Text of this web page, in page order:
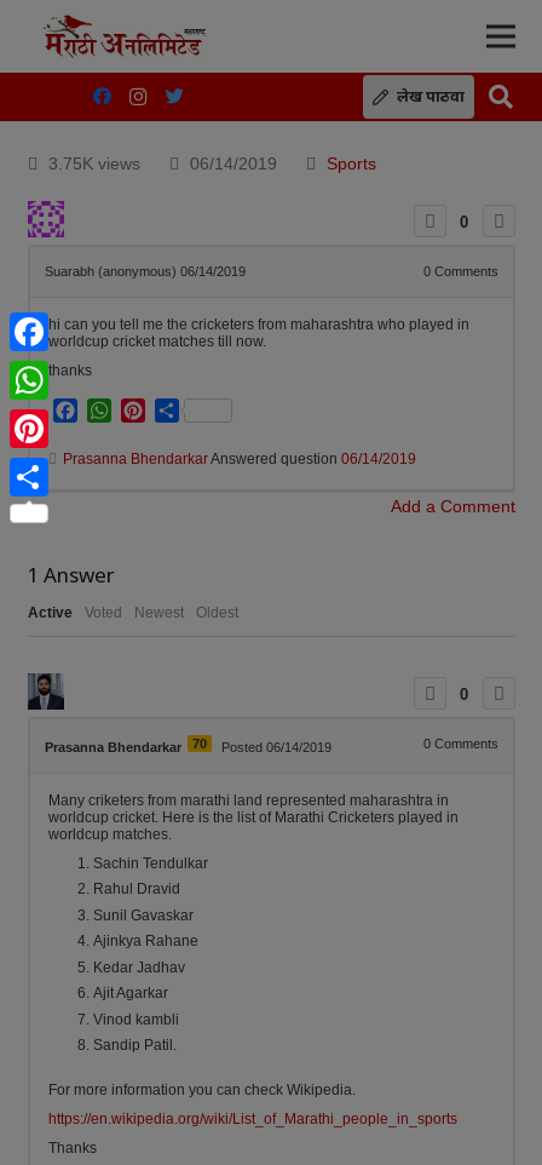
लेख पाठवा
3.75K views 06/14/2019 Sports
0
Suarabh (anonymous) 06/14/2019 0Comments
hi can you tell me the cricketers from maharashtra who played in
worldcup cricket matches till now.
thanks
Facebook
WhatsApp
Pinterest
Share
Prasanna BhendarkarAnswered question 06/14/2019
Add a Comment
1 Answer
Active Voted Newest Oldest
0
Prasanna Bhendarkar 70 Posted 06/14/2019 0Comments
Many criketers from marathi land represented maharashtra in
worldcup cricket. Here is the list of Marathi Cricketers played in
worldcup matches.
Sachin Tendulkar
Rahul Dravid
Sunil Gavaskar
Ajinkya Rahane
Kedar Jadhav
Ajit Agarkar
Vinod kambli
Sandip Patil.
For more information you can check Wikipedia.
https://en.wikipedia.org/wiki/List_of_Marathi_people_in_sports
Thanks
Facebook
WhatsApp
Pinterest
Share